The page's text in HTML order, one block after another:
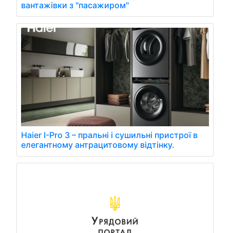
вантажівки з "пасажиром"
Haier I-Pro 3 – пральні і сушильні пристрої в
елегантному антрацитовому відтінку.